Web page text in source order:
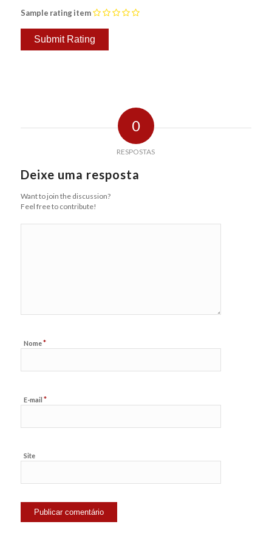
Sample rating item
0
RESPOSTAS
Deixe uma resposta
Want to join the discussion?
Feel free to contribute!
Nome*
E-mail *
Site